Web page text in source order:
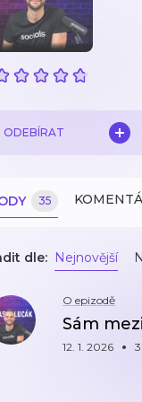
ODEBÍRAT
35
dle: Nejnovější
O epizodě
Sám
12. 1. 2026